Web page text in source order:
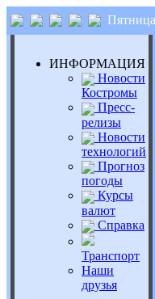
ИНФОРМАЦИЯ
Новости
Костромы
Пресс-
релизы
Новости
технологий
Прогноз
погоды
Курсы
валют
Справка
Транспорт
Наши
друзья